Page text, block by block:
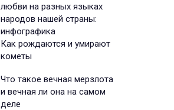
любви на разных языках
народов нашей страны:
инфографика
Как рождаются и умирают
кометы
Что такое вечная мерзлота
и вечная ли она на самом
деле